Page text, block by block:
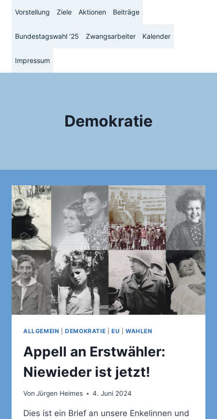
springen
Vorstellung Ziele Aktionen Beiträge
Bundestagswahl ’25 Zwangsarbeiter Kalender
Impressum
Demokratie
ALLGEMEIN |DEMOKRATIE EU WAHLEN
Appell an Erstwähler:
Niewieder ist jetzt!
Von Jürgen Heimes 4. Juni 2024
Dies ist ein Brief an unsere Enkelinnen und